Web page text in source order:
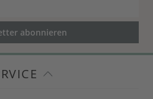
abonnieren